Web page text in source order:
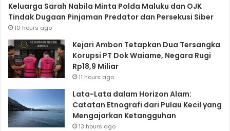
Keluarga Sarah Nabila Minta Polda Maluku dan OJK
Tindak Dugaan Pinjaman Predator dan Persekusi Siber
10 hours ago
Kejari Ambon Tetapkan Dua Tersangka
Korupsi PT Dok Waiame, Negara Rugi
Rp18,9 Miliar
11 hours ago
Lata-Lata dalam Horizon Alam:
Catatan Etnografi dari Pulau Kecil yang
Mengajarkan Ketangguhan
13 hours ago